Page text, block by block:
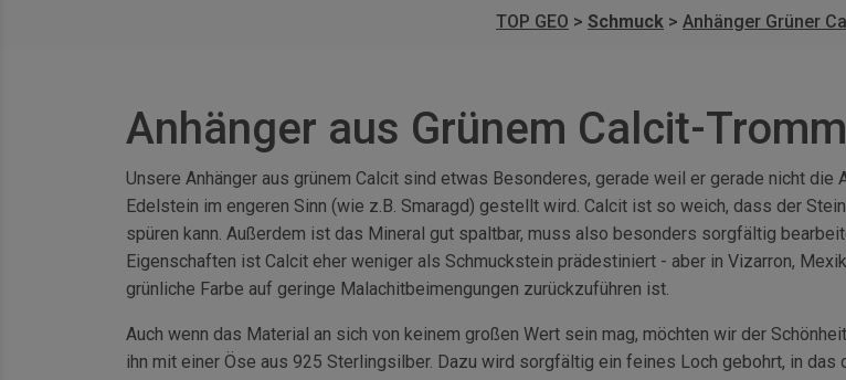
TOP GEO > Schmuck > Anhänger Grüner
Anhänger aus Grünem Calcit-
Unsere Anhänger aus grünem Calcit sind etwas Besonderes, gerade weil er gerade nicht die
Edelstein im engeren Sinn (wie z.B. Smaragd) gestellt wird. Calcit ist so weich, dass der
spüren kann. Außerdem ist das Mineral gut spaltbar, muss also besonders sorgfältig
Eigenschaften ist Calcit eher weniger als Schmuckstein prädestiniert - aber in Vizarron,
grünliche Farbe auf geringe Malachitbeimengungen zurückzuführen ist.
Auch wenn das Material an sich von keinem großen Wert sein mag, möchten wir der
ihn mit einer Öse aus 925 Sterlingsilber. Dazu wird sorgfältig ein feines Loch gebohrt, in